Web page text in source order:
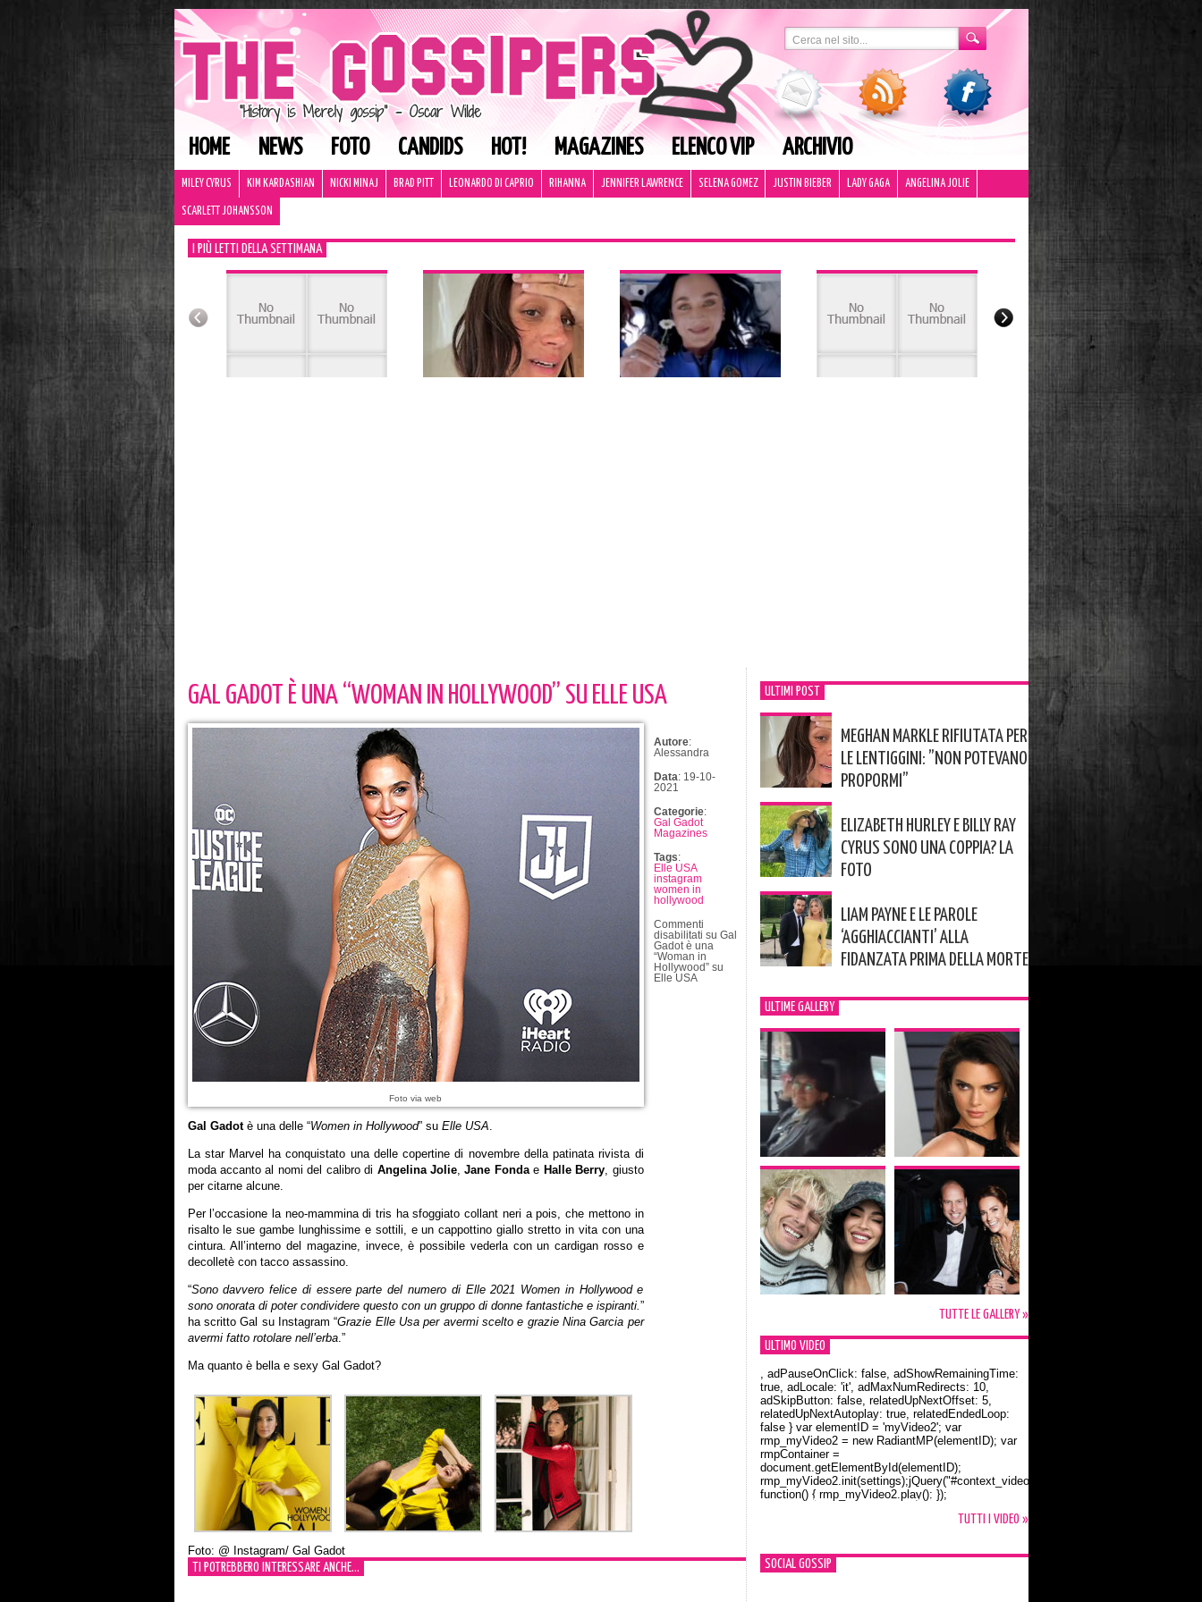
HOME NEWS FOTO CANDIDS HOT! MAGAZINES ELENCO VIP ARCHIVIO
MILEY CYRUS KIM KARDASHIAN NICKI MINAJ BRAD PITT LEONARDO DI CAPRIO RIHANNA JENNIFER LAWRENCE SELENA GOMEZ JUSTIN BIEBER LADY GAGA ANGELINA JOLIE
SCARLETT JOHANSSON
I PIÙ LETTI DELLA SETTIMANA
GAL GADOT È UNA “WOMAN IN HOLLYWOOD” SU ELLE USA
Foto via web
Gal Gadotè una delle “Women in Hollywood” su Elle USA.
La star Marvel ha conquistato una delle copertine di novembre della patinata rivista di
moda accanto al nomi del calibro di Angelina Jolie,Jane Fondae Halle Berry, giusto
per citarne alcune.
Per l’occasione la neo-mammina di tris ha sfoggiato collant neri a pois, che mettono in
risalto le sue gambe lunghissime e sottili, e un cappottino giallo stretto in vita con una
cintura. All’interno del magazine, invece, è possibile vederla con un cardigan rosso e
decolletè con tacco assassino.
“Sono davvero felice di essere parte del numero di Elle 2021 Women in Hollywood e
sono onorata di poter condividere questo con un gruppo di donne fantastiche e ispiranti.”
ha scritto Gal su Instagram “Grazie Elle Usa per avermi scelto e grazie Nina Garcia per
avermi fatto rotolare nell’erba.”
Ma quanto è bella e sexy Gal Gadot?
Foto: @ Instagram/ Gal Gadot
Autore:
Alessandra
Data: 19-10-
2021
Categorie:
Gal Gadot
Magazines
Tags:
Elle USA
instagram
women in
hollywood
Commenti
disabilitati su Gal
Gadot è una
“Woman in
Hollywood” su
Elle USA
TI POTREBBERO INTERESSARE ANCHE...
ULTIMI POST
MEGHAN MARKLE RIFIUTATA PER
LE LENTIGGINI: ”NON POTEVANO
PROPORMI”
ELIZABETH HURLEY E BILLY RAY
CYRUS SONO UNA COPPIA? LA
FOTO
LIAM PAYNE E LE PAROLE
‘AGGHIACCIANTI’ ALLA
FIDANZATA PRIMA DELLA MORTE
ULTIME GALLERY
TUTTE LE GALLERY »
ULTIMO VIDEO
Orlando Bloom e la t-shirt dedicata a Flynn
, adPauseOnClick: false, adShowRemainingTime:
true, adLocale: 'it', adMaxNumRedirects: 10,
adSkipButton: false, relatedUpNextOffset: 5,
relatedUpNextAutoplay: true, relatedEndedLoop:
false } var elementID = 'myVideo2'; var
rmp_myVideo2 = new RadiantMP(elementID); var
rmpContainer =
document.getElementById(elementID);
rmp_myVideo2.init(settings);jQuery("#context_video2").one("mouseover",
function() { rmp_myVideo2.play(); });
TUTTI I VIDEO »
SOCIAL GOSSIP